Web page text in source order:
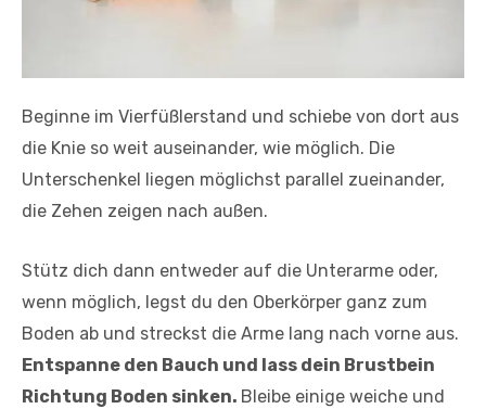
Beginne im Vierfüßlerstand und schiebe von dort aus
die Knie so weit auseinander, wie möglich. Die
Unterschenkel liegen möglichst parallel zueinander,
die Zehen zeigen nach außen.
Stütz dich dann entweder auf die Unterarme oder,
wenn möglich, legst du den Oberkörper ganz zum
Boden ab und streckst die Arme lang nach vorne aus.
Entspanne den Bauch und lass dein Brustbein
Richtung Boden sinken. Bleibe einige weiche und